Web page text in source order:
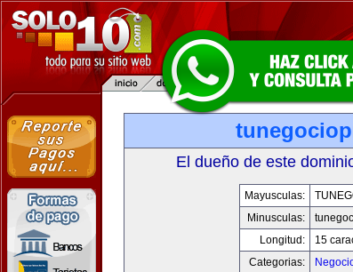
El dueño de este
Mayusculas:
Minusculas:
Longitud:
15
Categorias: